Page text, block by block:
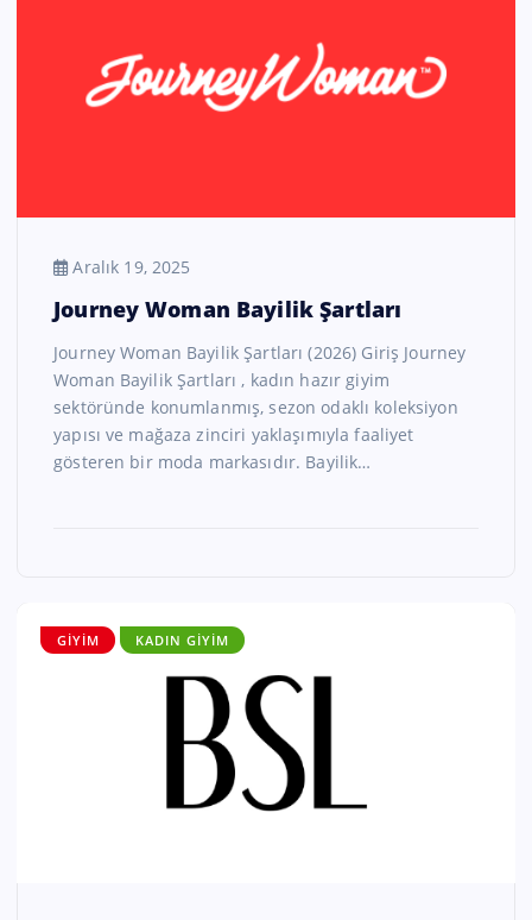
Aralık 19, 2025
Journey Woman Bayilik Şartları
Journey Woman Bayilik Şartları (2026) Giriş Journey
Woman Bayilik Şartları , kadın hazır giyim
sektöründe konumlanmış, sezon odaklı koleksiyon
yapısı ve mağaza zinciri yaklaşımıyla faaliyet
gösteren bir moda markasıdır. Bayilik…
GIYIM KADIN GIYIM